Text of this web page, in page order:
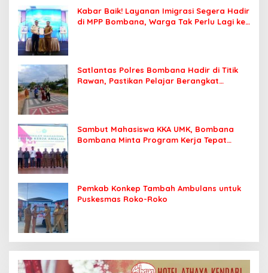
Kabar Baik! Layanan Imigrasi Segera Hadir
di MPP Bombana, Warga Tak Perlu Lagi ke
Satlantas Polres Bombana Hadir di Titik
Rawan, Pastikan Pelajar Berangkat
Sambut Mahasiswa KKA UMK, Bombana
Bombana Minta Program Kerja Tepat
Pemkab Konkep Tambah Ambulans untuk
Puskesmas Roko-Roko